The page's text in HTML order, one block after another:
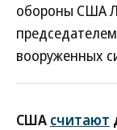
обороны США
вооруженных
США считают